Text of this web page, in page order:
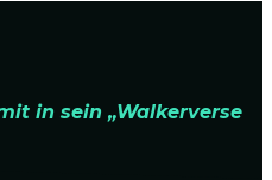
in sein „Walkerverse